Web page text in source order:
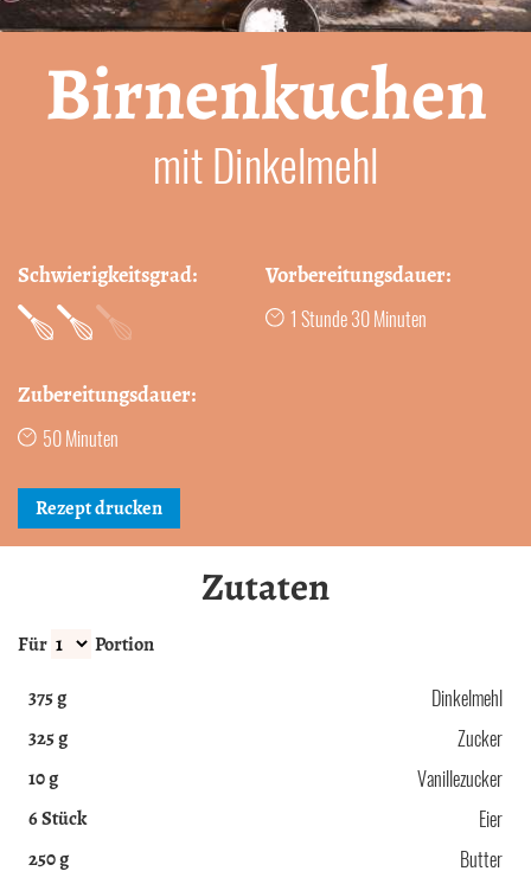
Birnenkuchen
mit Dinkelmehl
Schwierigkeitsgrad: Vorbereitungsdauer:
1 Stunde 30 Minuten
Zubereitungsdauer:
50 Minuten
Rezept drucken
Zutaten
Für
Portion
375g Dinkelmehl
325g Zucker
10g Vanillezucker
6Stück Eier
250g Butter